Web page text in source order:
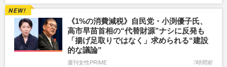
《1%の消費減税》自民党・小渕優子氏、
高市早苗首相の“代替財源”ナシに反発も
「揚げ足取りではなく」求められる“建設
的な議論”
週刊女性PRIME 7時間前